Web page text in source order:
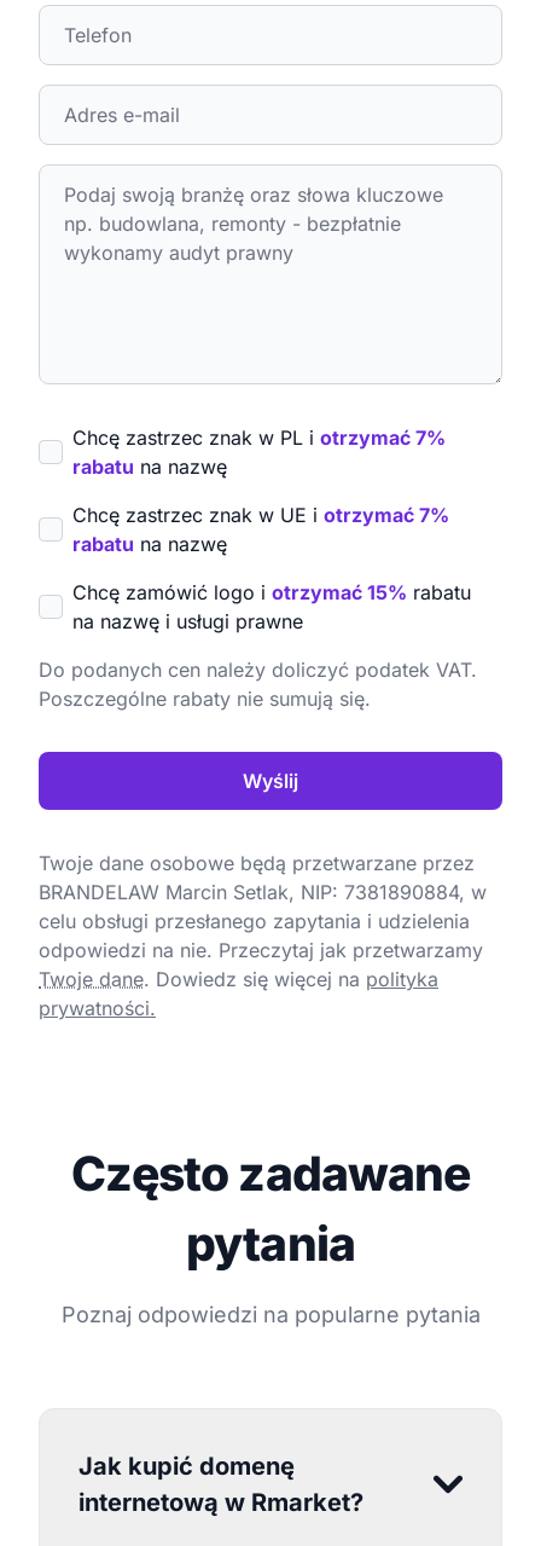
Chcę zastrzec znak w PL i otrzymać 7%
rabatu na nazwę
Chcę zastrzec znak w UE i otrzymać 7%
rabatu na nazwę
Chcę zamówić logo i otrzymać 15% rabatu
na nazwę i usługi prawne
Do podanych cen należy doliczyć podatek VAT.
Poszczególne rabaty nie sumują się.
Wyślij
Twoje dane osobowe będą przetwarzane przez
BRANDELAW Marcin Setlak, NIP: 7381890884, w
celu obsługi przesłanego zapytania i udzielenia
odpowiedzi na nie. Przeczytaj jak przetwarzamy
Twoje dane. Dowiedz się więcej na polityka
prywatności.
Często zadawane
pytania
Poznaj odpowiedzi na popularne pytania
Jak kupić domenę
internetową w Rmarket?